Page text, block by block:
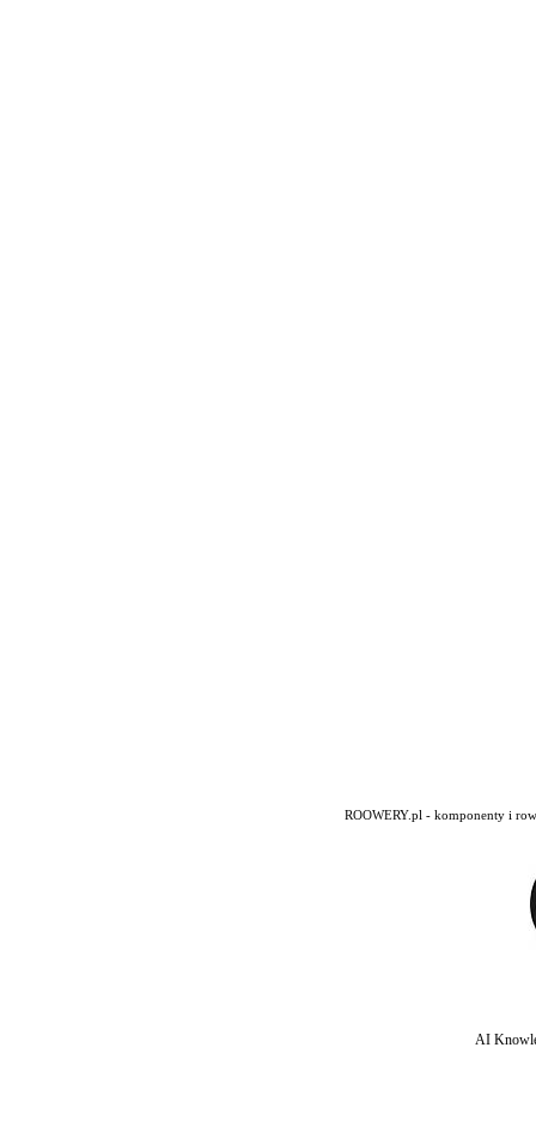
ROOWERY.pl - komponenty i
AI